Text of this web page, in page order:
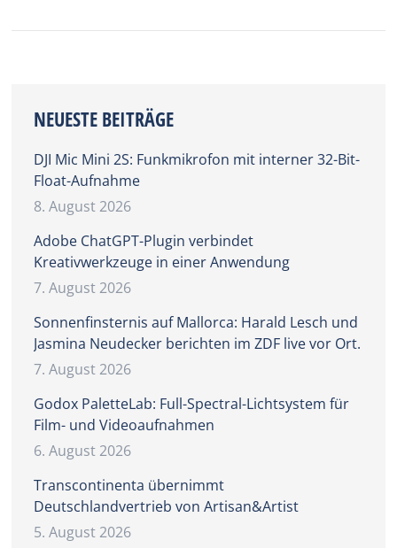
NEUESTE BEITRÄGE
DJI Mic Mini 2S: Funkmikrofon mit interner 32-Bit-
Float-Aufnahme
8. August 2026
Adobe ChatGPT-Plugin verbindet
Kreativwerkzeuge in einer Anwendung
7. August 2026
Sonnenfinsternis auf Mallorca: Harald Lesch und
Jasmina Neudecker berichten im ZDF live vor Ort.
7. August 2026
Godox PaletteLab: Full-Spectral-Lichtsystem für
Film- und Videoaufnahmen
6. August 2026
Transcontinenta übernimmt
Deutschlandvertrieb von Artisan&Artist
5. August 2026